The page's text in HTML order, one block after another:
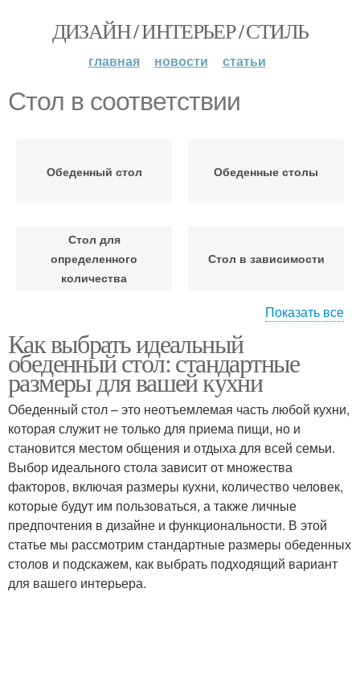
ДИЗАЙН / ИНТЕРЬЕР / СТИЛЬ
главная новости статьи
Стол в соответствии
Обеденный стол Обеденные столы
Стол для
определенного
количества
Стол в зависимости
Стол для маленькой
Показать все
Как выбрать идеальный
обеденный стол: стандартные
размеры для вашей кухни
Обеденный стол – это неотъемлемая часть любой кухни,
которая служит не только для приема пищи, но и
становится местом общения и отдыха для всей семьи.
Выбор идеального стола зависит от множества
факторов, включая размеры кухни, количество человек,
которые будут им пользоваться, а также личные
предпочтения в дизайне и функциональности. В этой
статье мы рассмотрим стандартные размеры обеденных
столов и подскажем, как выбрать подходящий вариант
для вашего интерьера.